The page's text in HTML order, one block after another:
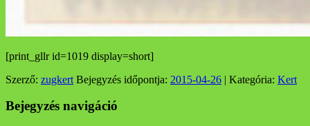
[print_gllr id=1019 display=short]
Szerző: zugkert Bejegyzés időpontja: 2015-04-26 | Kategória: Kert
Bejegyzés navigáció